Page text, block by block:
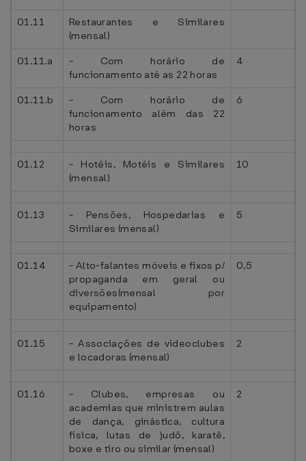
01.11
Restaurantes e Similares
(mensal)
01.11.a
- Com horário de
funcionamento até as 22 horas
4
01.11.b
- Com horário de
funcionamento além das 22
horas
6
01.12
- Hotéis, Motéis e Similares
(mensal)
10
01.13
- Pensões, Hospedarias e
Similares (mensal)
5
01.14
- Alto-falantes móveis e fixos p/
propaganda em geral ou
diversões(mensal por
equipamento)
0,5
01.15
- Associações de vídeoclubes
e locadoras (mensal)
2
01.16
- Clubes, empresas ou
academias que ministrem aulas
de dança, ginástica, cultura
física, lutas de judô, karatê,
boxe e tiro ou similar (mensal)
2